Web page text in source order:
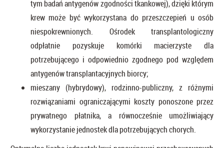
tym badań antygenów zgodności tkankowej), dzięki którym
krew może być wykorzystana do przeszczepień u osób
niespokrewnionych. Ośrodek transplantologiczny
odpłatnie pozyskuje komórki macierzyste dla
potrzebującego i odpowiednio zgodnego pod względem
antygenów transplantacyjnych biorcy;
mieszany (hybrydowy), rodzinno-publiczny, z różnymi
rozwiązaniami ograniczającymi koszty ponoszone przez
prywatnego płatnika, a równocześnie umożliwiający
wykorzystanie jednostek dla potrzebujących chorych.